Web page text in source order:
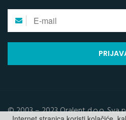
© 2003 – 2023 Oralent d.o.o. Sva